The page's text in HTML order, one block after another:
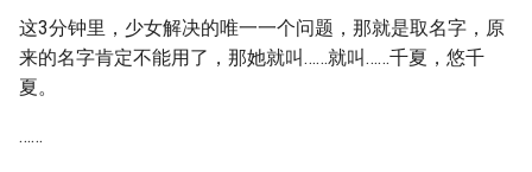
这3分钟里，少女解决的唯一一个问题，那就是取名字，原
来的名字肯定不能用了，那她就叫……就叫……千夏，悠千
夏。
……